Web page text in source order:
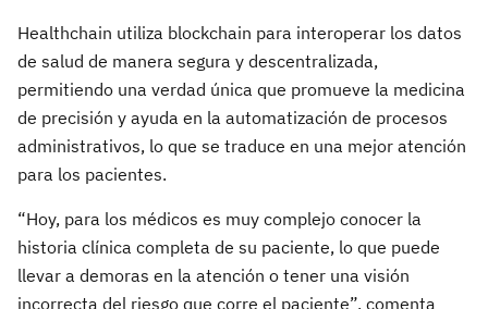
Healthchain utiliza blockchain para interoperar los datos
de salud de manera segura y descentralizada,
permitiendo una verdad única que promueve la medicina
de precisión y ayuda en la automatización de procesos
administrativos, lo que se traduce en una mejor atención
para los pacientes.
“Hoy, para los médicos es muy complejo conocer la
historia clínica completa de su paciente, lo que puede
llevar a demoras en la atención o tener una visión
incorrecta del riesgo que corre el paciente”, comenta